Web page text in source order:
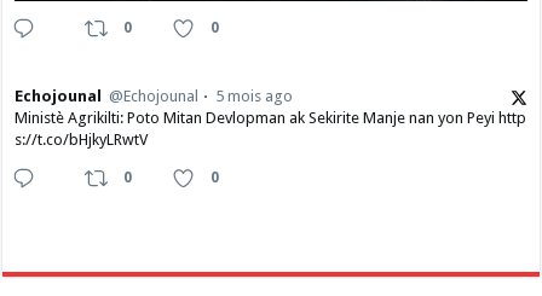
0 0
Echojounal @Echojounal
5 mois ago
Ministè Agrikilti: Poto Mitan Devlopman ak Sekirite Manje nan yon Peyi http
s://t.co/bHjkyLRwtV
0 0